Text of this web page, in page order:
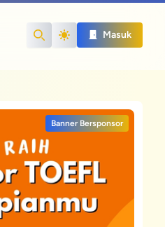
Search
Masuk
Banner Bersponsor